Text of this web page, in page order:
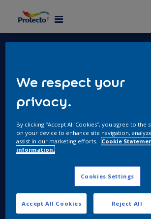
Política de Protección de Datos
Política HSEQ
Canal de Denuncias SpeakUp
Términos y condiciones de ventas 2025
Contáctanos
Horario de atención: lunes a viernes
p.m. y sábados de 8 a.m. a 12 m.
We respect your
privacy.
By clicking “Accept All Cookies”, you agree to
on your device to enhance site navigation,
assist in our marketing efforts.
Cookie
information.
Cookies Settings
Reject All
Accept All Cookies